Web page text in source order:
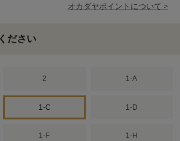
オカダヤポイントについて >
ださい
2 1-A
1-C 1-D
1-F 1-H